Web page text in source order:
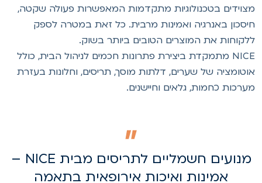
בטכנולוגיות מתקדמות המאפשרות פעולה שקטה,
באנרגיה ואמינות מרבית. כל זאת במטרה לספק
את המוצרים הטובים ביותר בשוק.
NICE מתמקדת ביצירת פתרונות חכמים לניהול הבית, כולל
של שערים, דלתות מוסך, תריסים, וחלונות בעזרת
כחמות, גלאים וחיישנים.
מנועים חשמליים לתריסים מבית NICE –
אמינות ואיכות אירופאית בתאמה